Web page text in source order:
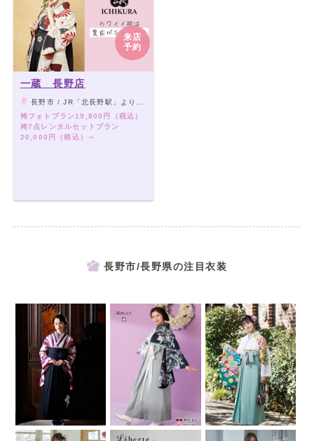
来店
予約
一蔵 長野店
長野市 / JR「北長野駅」より徒歩15分、車で5分
袴フォトプラン19,800円（税込）
袴7点レンタルセットプラン
20,000円（税込）～
長野市/長野県の注目衣装